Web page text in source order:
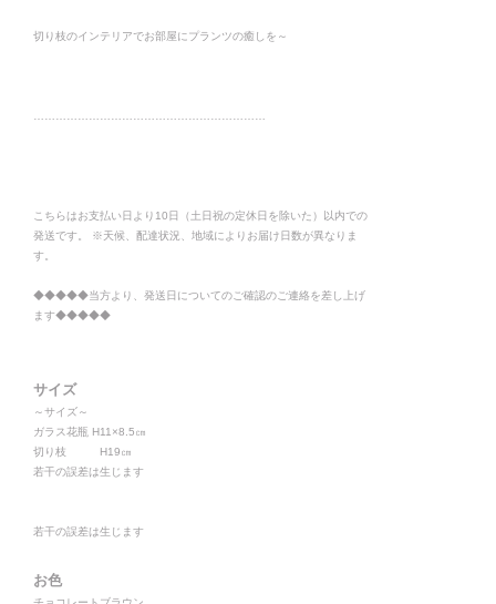
切り枝のインテリアでお部屋にプランツの癒しを～
こちらはお支払い日より10日（土日祝の定休日を除いた）以内での
発送です。 ※天候、配達状況、地域によりお届け日数が異なりま
す。
◆◆◆◆◆当方より、発送日についてのご確認のご連絡を差し上げ
ます◆◆◆◆◆
サイズ
～サイズ～
ガラス花瓶 H11×8.5㎝
切り枝 H19㎝
若干の誤差は生じます
若干の誤差は生じます
お色